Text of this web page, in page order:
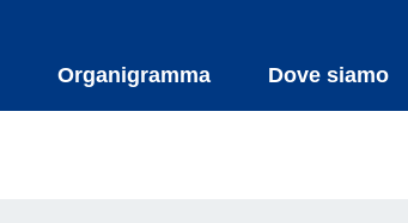
Organigramma Dove siamo